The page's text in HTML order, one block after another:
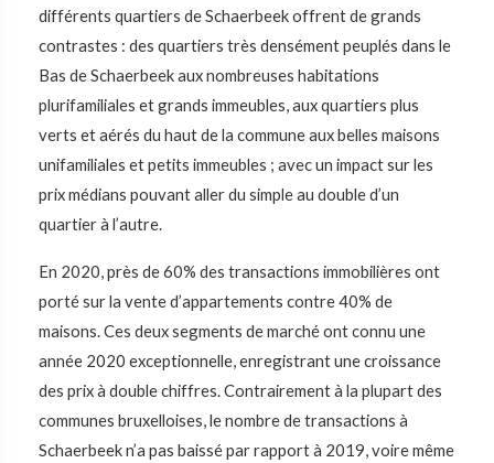
différents quartiers de Schaerbeek offrent de grands
contrastes : des quartiers très densément peuplés dans le
Bas de Schaerbeek aux nombreuses habitations
plurifamiliales et grands immeubles, aux quartiers plus
verts et aérés du haut de la commune aux belles maisons
unifamiliales et petits immeubles ; avec un impact sur les
prix médians pouvant aller du simple au double d’un
quartier à l’autre.
En 2020, près de 60% des transactions immobilières ont
porté sur la vente d’appartements contre 40% de
maisons. Ces deux segments de marché ont connu une
année 2020 exceptionnelle, enregistrant une croissance
des prix à double chiffres. Contrairement à la plupart des
communes bruxelloises, le nombre de transactions à
Schaerbeek n’a pas baissé par rapport à 2019, voire même